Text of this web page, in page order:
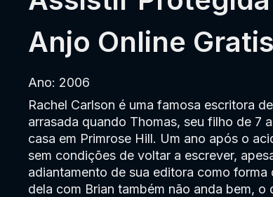
Anjo Online Gratis
Ano: 2006
Rachel Carlson é uma famosa escritora
arrasada quando Thomas, seu filho de 7
casa em Primrose Hill. Um ano após o
sem condições de voltar a escrever,
adiantamento de sua editora como
dela com Brian também não anda bem, o